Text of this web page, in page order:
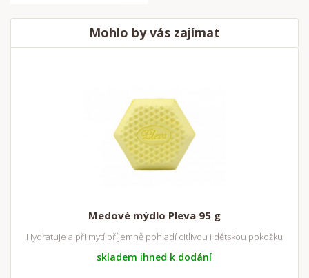
Mohlo by vás zajímat
Medové mýdlo Pleva 95 g
Hydratuje a při mytí příjemně pohladí citlivou i dětskou pokožku
skladem ihned k dodání